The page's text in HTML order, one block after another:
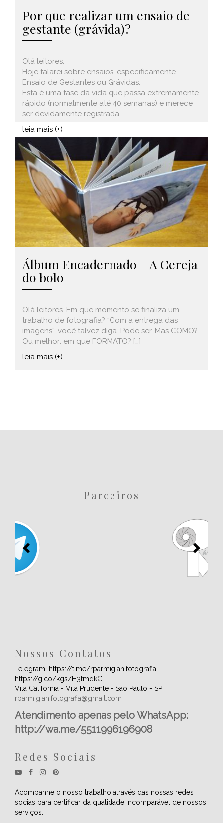
Por que realizar um ensaio de
gestante (grávida)?
Olá leitores.
Hoje falarei sobre ensaios, especificamente
Ensaio de Gestantes ou Grávidas.
Esta é uma fase da vida que passa extremamente
rápido (normalmente até 40 semanas) e merece
ser devidamente registrada.
leia mais (+)
Álbum Encadernado – A Cereja
do bolo
Olá leitores. Em que momento se finaliza um
trabalho de fotografia? “Com a entrega das
imagens”, você talvez diga. Pode ser. Mas COMO?
Ou melhor: em que FORMATO? […]
leia mais (+)
Parceiros
Nossos Contatos
Telegram: https://t.me/rparmigianifotografia
https://g.co/kgs/H3tmqkG
Vila Califórnia - Vila Prudente - São Paulo - SP
rparmigianifotografia@gmail.com
Atendimento apenas pelo WhatsApp:
http://wa.me/5511996196908
Redes Sociais
Acompanhe o nosso trabalho através das nossas redes
socias para certificar da qualidade incomparável de nossos
serviços.